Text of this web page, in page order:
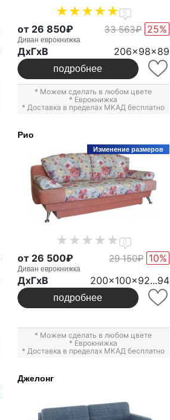
5
от 26 850₽ 33 563₽ 25%
Диван еврокнижка
ДxГxВ 206x98x89
подробнее
* Можем сделать в любом цвете
* Еврокнижка
* Доставка в пределах МКАД бесплатно
Рио
Изменение размеров
0
от 26 500₽ 29 150₽ 10%
Диван еврокнижка
ДxГxВ 200x100x92...94
подробнее
* Можем сделать в любом цвете
* Еврокнижка
* Доставка в пределах МКАД бесплатно
Джелонг